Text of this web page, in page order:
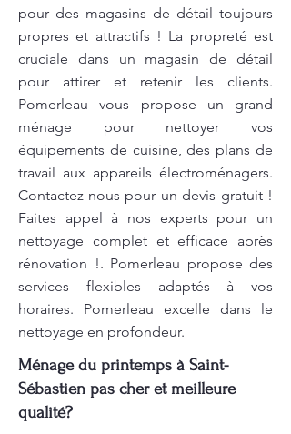
pour des magasins de détail toujours
propres et attractifs ! La propreté est
cruciale dans un magasin de détail
pour attirer et retenir les clients.
Pomerleau vous propose un grand
ménage pour nettoyer vos
équipements de cuisine, des plans de
travail aux appareils électroménagers.
Contactez-nous pour un devis gratuit !
Faites appel à nos experts pour un
nettoyage complet et efficace après
rénovation !. Pomerleau propose des
services flexibles adaptés à vos
horaires. Pomerleau excelle dans le
nettoyage en profondeur.
Ménage du printemps à Saint-
Sébastien pas cher et meilleure
qualité?